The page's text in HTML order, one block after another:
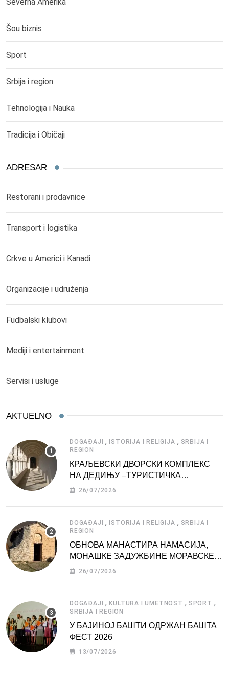
Severna Amerika
Šou biznis
Sport
Srbija i region
Tehnologija i Nauka
Tradicija i Običaji
ADRESAR
Restorani i prodavnice
Transport i logistika
Crkve u Americi i Kanadi
Organizacije i udruženja
Fudbalski klubovi
Mediji i entertainment
Servisi i usluge
AKTUELNO
DOGAĐAJI , ISTORIJA I RELIGIJA , SRBIJA I
REGION
КРАЉЕВСКИ ДВОРСКИ КОМПЛЕКС
НА ДЕДИЊУ –ТУРИСТИЧКА
АТРАКЦИЈА
26/07/2026
DOGAĐAJI , ISTORIJA I RELIGIJA , SRBIJA I
REGION
ОБНОВА МАНАСТИРА НАМАСИЈА,
МОНАШКЕ ЗАДУЖБИНЕ МОРАВСКЕ
СРБИЈЕ
26/07/2026
DOGAĐAJI ,KULTURA I UMETNOST , SPORT ,
SRBIJA I REGION
У БАЈИНОЈ БАШТИ ОДРЖАН БАШТА
ФЕСТ 2026
13/07/2026